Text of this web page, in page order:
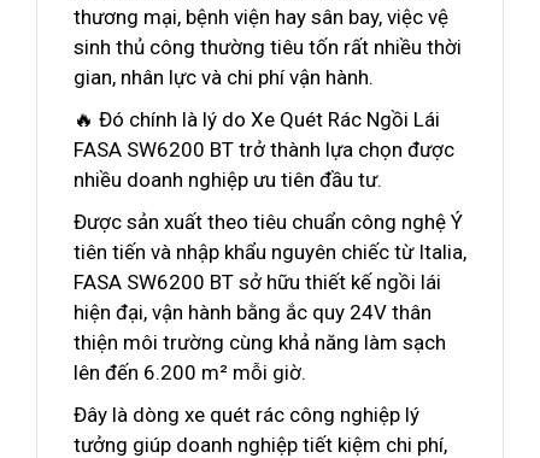
thương mại, bệnh viện hay sân bay, việc vệ
sinh thủ công thường tiêu tốn rất nhiều thời
gian, nhân lực và chi phí vận hành.
🔥 Đó chính là lý do Xe Quét Rác Ngồi Lái
FASA SW6200 BT trở thành lựa chọn được
nhiều doanh nghiệp ưu tiên đầu tư.
Được sản xuất theo tiêu chuẩn công nghệ Ý
tiên tiến và nhập khẩu nguyên chiếc từ Italia,
FASA SW6200 BT sở hữu thiết kế ngồi lái
hiện đại, vận hành bằng ắc quy 24V thân
thiện môi trường cùng khả năng làm sạch
lên đến 6.200 m² mỗi giờ.
Đây là dòng xe quét rác công nghiệp lý
tưởng giúp doanh nghiệp tiết kiệm chi phí,